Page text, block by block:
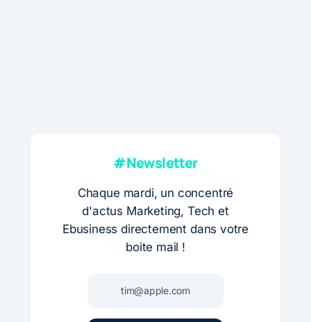
#Newsletter
Chaque mardi, un concentré
d'actus Marketing, Tech et
Ebusiness directement dans votre
boite mail !